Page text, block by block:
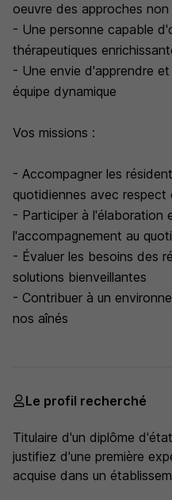
oeuvre des approches
- Une personne capable
thérapeutiques
- Une envie d'apprendre
équipe dynamique
Vos missions :
- Accompagner les
quotidiennes avec respect
- Participer à l'élaboration
l'accompagnement au
- Évaluer les besoins des
solutions bienveillantes
- Contribuer à un
nos aînés
Le profil recherché
Titulaire d'un diplôme
justifiez d'une première
acquise dans un